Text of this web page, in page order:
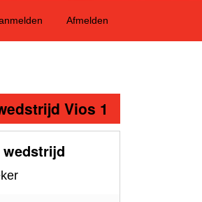
Afmelden
Vios 1
wedstrijd